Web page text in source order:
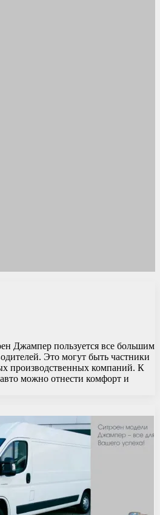
Джампер пользуется все большим
Это могут быть частники
производственных компаний. К
можно отнести комфорт и